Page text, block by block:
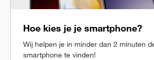
Hoe kies je je smartphone?
Wij helpen je in minder dan 2 minuten
smartphone te vinden!